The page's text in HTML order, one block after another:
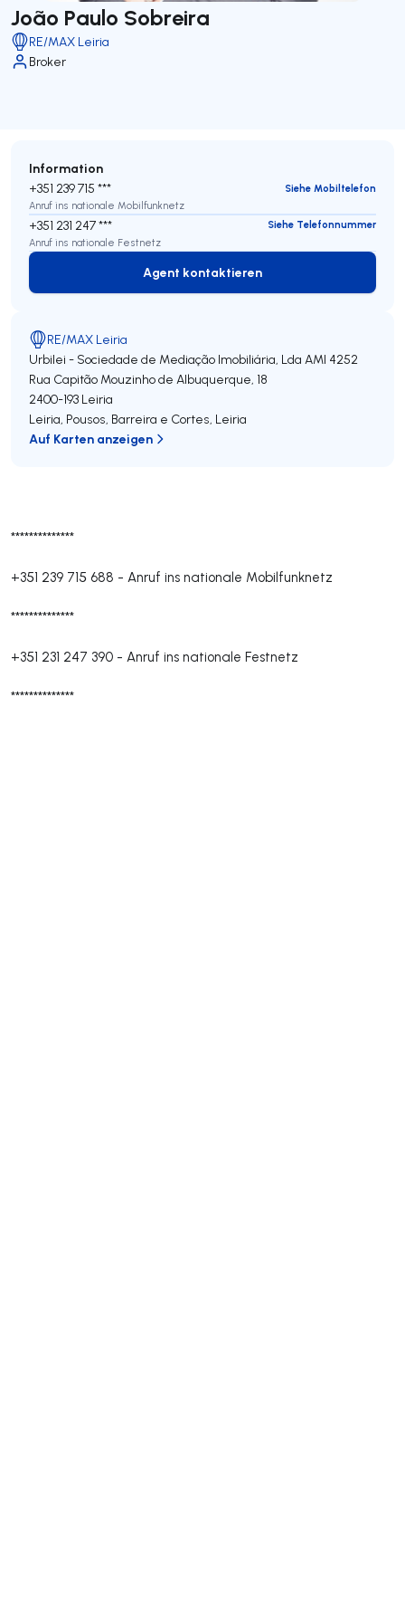
João Paulo Sobreira
RE/MAX Leiria
Broker
**************
+351 239 715 688 - Anruf ins nationale Mobilfunknetz
**************
+351 231 247 390 - Anruf ins nationale Festnetz
**************
Information
+351 239 715 ***
Siehe Mobiltelefon
Anruf ins nationale Mobilfunknetz
+351 231 247 ***
Siehe Telefonnummer
Anruf ins nationale Festnetz
Agent kontaktieren
Agent kontaktieren
RE/MAX Leiria
Urbilei - Sociedade de Mediação Imobiliária, Lda AMI 4252
Rua Capitão Mouzinho de Albuquerque, 18
2400-193 Leiria
Leiria, Pousos, Barreira e Cortes, Leiria
Auf Karten anzeigen